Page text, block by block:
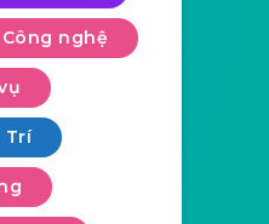
Công nghệ
Trí